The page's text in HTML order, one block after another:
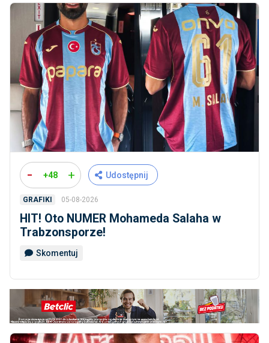
- +48 + Udostępnij
GRAFIKI 05-08-2026
HIT! Oto NUMER Mohameda Salaha w
Trabzonsporze!
Skomentuj